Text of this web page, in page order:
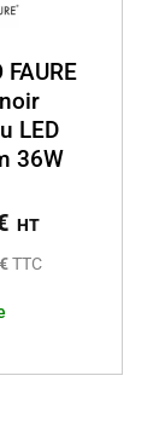
FAURE
LED
36W
HT
TTC